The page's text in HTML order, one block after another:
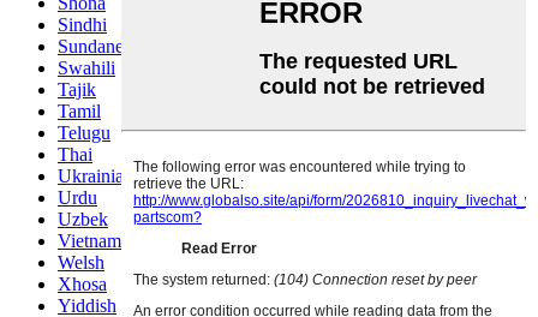
Sindhi
Sundanese
Swahili
Tajik
Tamil
Telugu
Thai
Ukrainian
Urdu
Uzbek
Vietnamese
Welsh
Xhosa
Yiddish